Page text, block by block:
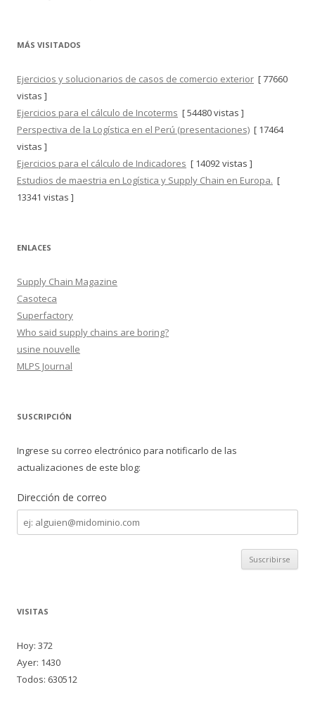
MÁS VISITADOS
Ejercicios y solucionarios de casos de comercio exterior [ 77660
vistas ]
Ejercicios para el cálculo de Incoterms [ 54480 vistas ]
Perspectiva de la Logística en el Perú (presentaciones) [ 17464
vistas ]
Ejercicios para el cálculo de Indicadores [ 14092 vistas ]
Estudios de maestria en Logística y Supply Chain en Europa. [
13341 vistas ]
ENLACES
Supply Chain Magazine
Casoteca
Superfactory
Who said supply chains are boring?
usine nouvelle
MLPS Journal
SUSCRIPCIÓN
Ingrese su correo electrónico para notificarlo de las
actualizaciones de este blog:
Dirección de correo
Dirección
de
correo
VISITAS
Hoy: 372
Ayer: 1430
Todos: 630512